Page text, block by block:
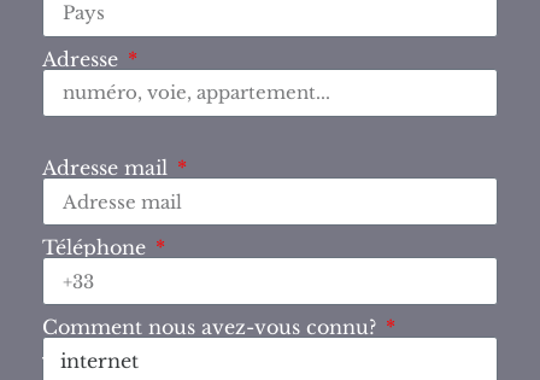
Adresse
Adresse mail
Téléphone
Comment nous avez-vous connu?